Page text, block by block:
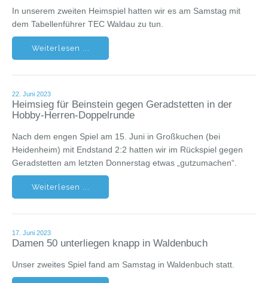
In unserem zweiten Heimspiel hatten wir es am Samstag mit
dem Tabellenführer TEC Waldau zu tun.
Weiterlesen ...
22. Juni 2023
Heimsieg für Beinstein gegen Geradstetten in der
Hobby-Herren-Doppelrunde
Nach dem engen Spiel am 15. Juni in Großkuchen (bei
Heidenheim) mit Endstand 2:2 hatten wir im Rückspiel gegen
Geradstetten am letzten Donnerstag etwas „gutzumachen“.
Weiterlesen ...
17. Juni 2023
Damen 50 unterliegen knapp in Waldenbuch
Unser zweites Spiel fand am Samstag in Waldenbuch statt.